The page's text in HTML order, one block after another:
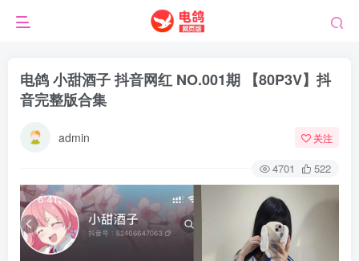
电鸽 小甜酒子 抖音网红 NO.001期 【80P3V】抖
音完整版合集
admin 关注
4701 522